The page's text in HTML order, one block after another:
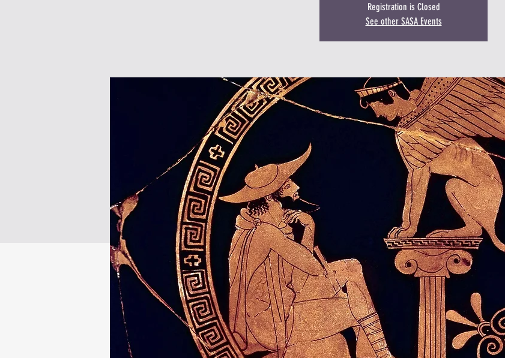
Registration is Closed
See other SASA Events